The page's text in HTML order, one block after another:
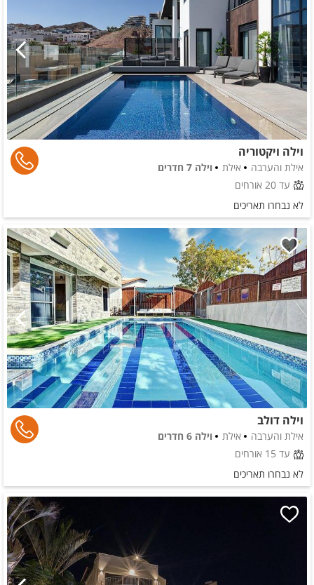
וילה ויקטוריה
אילת והערבה אילת
וילה 7 חדרים
עד 20 אורחים
לא נבחרו תאריכים
וילה דולב
אילת והערבה אילת
וילה 6 חדרים
עד 15 אורחים
לא נבחרו תאריכים